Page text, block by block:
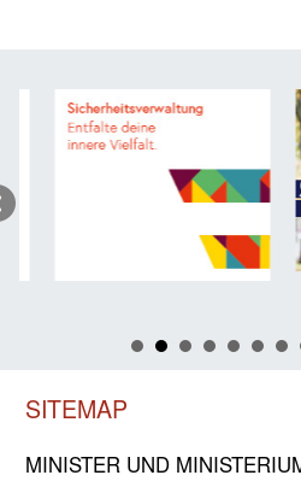
SITEMAP
MINISTER UND